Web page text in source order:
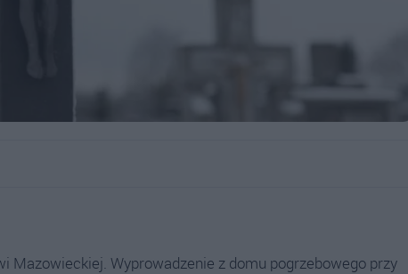
Mazowieckiej. Wyprowadzenie z domu pogrzebowego przy